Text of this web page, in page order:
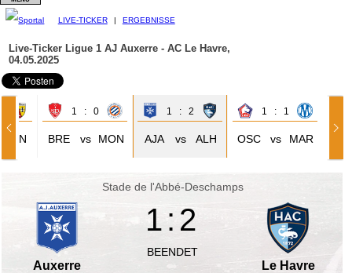
LIVE-TICKER | ERGEBNISSE
Live-Ticker Ligue 1 AJ Auxerre - AC Le Havre,
04.05.2025
LEN
1 : 0
BRE vs MON
1 : 2
AJA vs ALH
1 : 1
OSC vs MAR
Stade de l'Abbé-Deschamps
Auxerre
1:2
BEENDET
Le Havre